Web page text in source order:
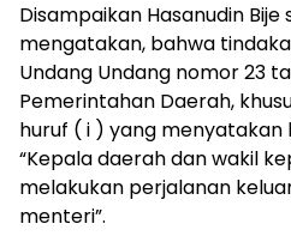
Disampaikan Hasanudin
mengatakan, bahwa
Undang Undang nomor 23
Pemerintahan Daerah,
huruf ( i ) yang menyatakan
“Kepala daerah dan wakil
melakukan perjalanan
menteri”.